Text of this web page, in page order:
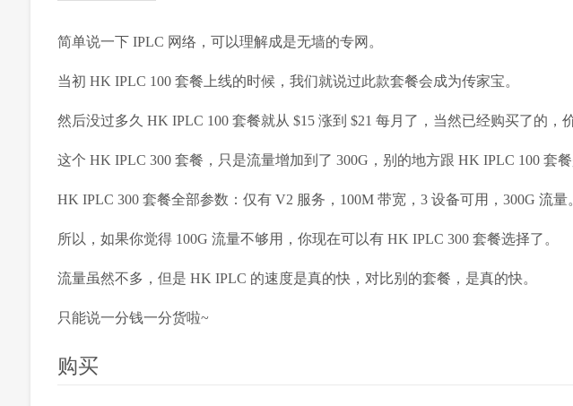
简单说一下 IPLC 网络，可以理解成是无墙的专网。
当初 HK IPLC 100 套餐上线的时候，我们就说过此款套餐会成为传家宝。
然后没过多久 HK IPLC 100 套餐就从 $15 涨到 $21 每月了，当然已经购买了的，
这个 HK IPLC 300 套餐，只是流量增加到了 300G，别的地方跟 HK IPLC 100 套餐
HK IPLC 300 套餐全部参数：仅有 V2 服务，100M 带宽，3 设备可用，300G 流量
所以，如果你觉得 100G 流量不够用，你现在可以有 HK IPLC 300 套餐选择了。
流量虽然不多，但是 HK IPLC 的速度是真的快，对比别的套餐，是真的快。
只能说一分钱一分货啦~
购买